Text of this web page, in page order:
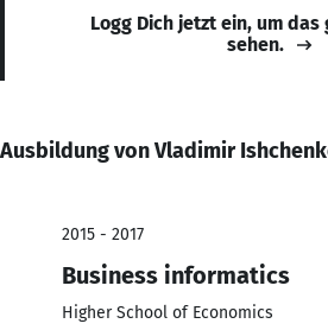
Logg Dich jetzt ein, um das
sehen.
Ausbildung von Vladimir
2015 - 2017
Business informatics
Higher School of Economics